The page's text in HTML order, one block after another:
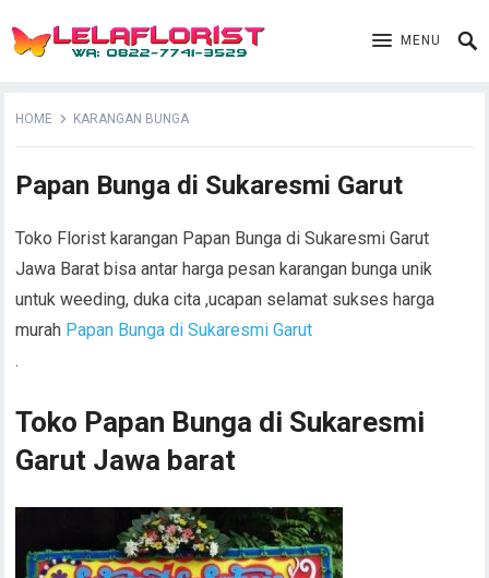
MENU
HOME KARANGAN BUNGA
Papan Bunga di Sukaresmi Garut
Toko Florist karangan Papan Bunga di Sukaresmi Garut
Jawa Barat bisa antar harga pesan karangan bunga unik
untuk weeding, duka cita ,ucapan selamat sukses harga
murah Papan Bunga di Sukaresmi Garut
.
Toko Papan Bunga di Sukaresmi
Garut Jawa barat